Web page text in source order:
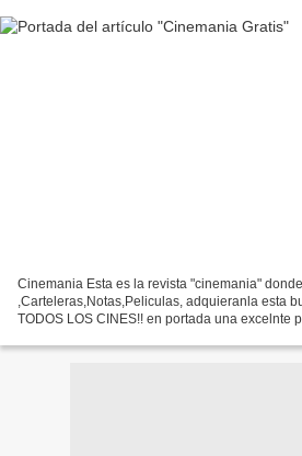
Cinemania Esta es la revista "cinemania"
,Carteleras,Notas,Peliculas, adquieranla esta
TODOS LOS CINES!! en portada una excelnte